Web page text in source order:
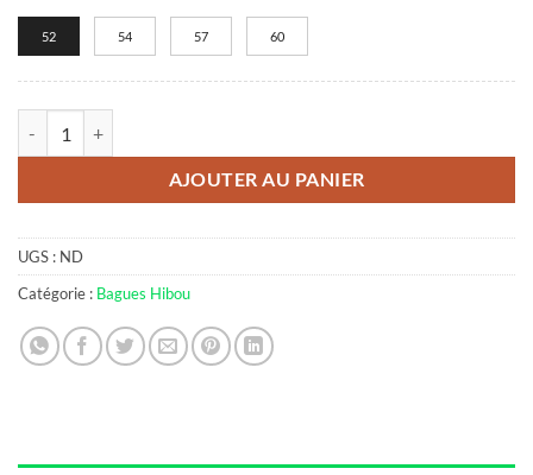
52 54 57 60
AJOUTER AU PANIER
UGS : ND
Catégorie : Bagues Hibou